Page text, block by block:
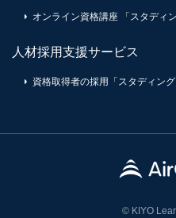
オンライン資格講座 「スタディ
人材採用支援サービス
資格取得者の採用「スタディング
© KIYO